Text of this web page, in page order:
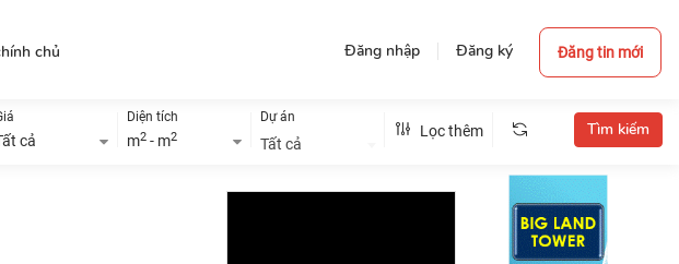
Đăng nhập Đăng ký Đăng tin mới
chủ
cả
Diện tích
m2 - m2
Dự án
Tất cả
Lọc thêm